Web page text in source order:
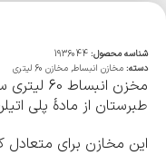
شناسه محصول: 1936044
دسته: مخازن انبساط, مخازن 60 لیتری
مخزن
طبرستان از مادۀ پلی
این مخازن برای